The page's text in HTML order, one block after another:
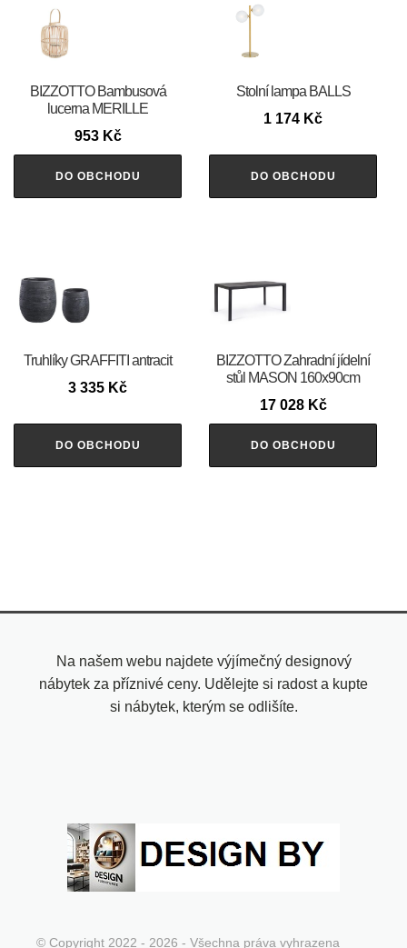
BIZZOTTO Bambusová
lucerna MERILLE
953 Kč
DO OBCHODU
Stolní lampa BALLS
1 174 Kč
DO OBCHODU
Truhlíky GRAFFITI antracit
3 335 Kč
DO OBCHODU
BIZZOTTO Zahradní jídelní
stůl MASON 160x90cm
17 028 Kč
DO OBCHODU
Na našem webu najdete výjímečný designový
nábytek za příznivé ceny. Udělejte si radost a kupte
si nábytek, kterým se odlišíte.
© Copyright 2022 - 2026 - Všechna práva vyhrazena